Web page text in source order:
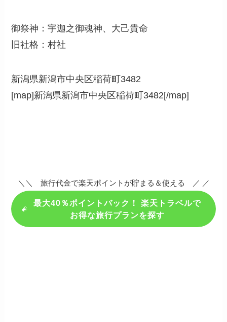
御祭神：宇迦之御魂神、大己貴命
旧社格：村社
新潟県新潟市中央区稲荷町3482
[map]新潟県新潟市中央区稲荷町3482[/map]
＼＼ 旅行代金で楽天ポイントが貯まる＆使える ／ ／
最大40％ポイントバック！ 楽天トラベルで
お得な旅行プランを探す